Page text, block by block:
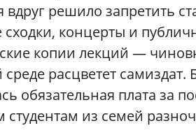
вдруг решило запретить
сходки, концерты и
копии лекций —
среде расцветет
обязательная плата за
студентам из семей